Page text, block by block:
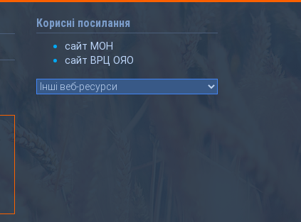
Корисні посилання
сайт МОН
сайт ВРЦ ОЯО